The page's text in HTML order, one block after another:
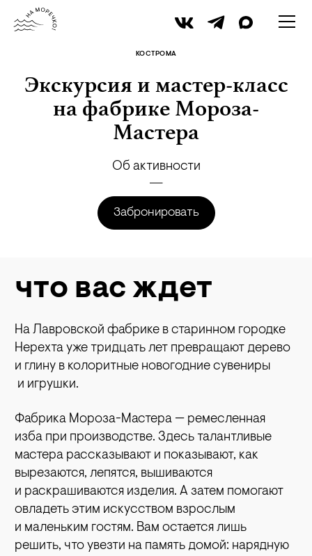
КОСТРОМА
Экскурсия и мастер-класс
на фабрике Мороза-
Мастера
Об активности
Забронировать
что вас ждет
На Лавровской фабрике в старинном городке
Нерехта уже тридцать лет превращают дерево
и глину в колоритные новогодние сувениры
и игрушки.
Фабрика Мороза-Мастера — ремесленная
изба при производстве. Здесь талантливые
мастера рассказывают и показывают, как
вырезаются, лепятся, вышиваются
и раскрашиваются изделия. А затем помогают
овладеть этим искусством взрослым
и маленьким гостям. Вам остается лишь
решить, что увезти на память домой: нарядную